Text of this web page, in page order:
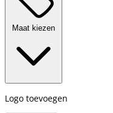
Maat kiezen
Logo toevoegen